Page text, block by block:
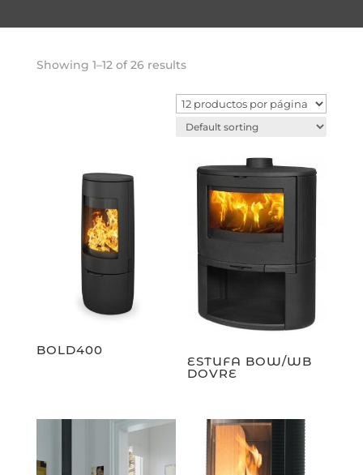
Showing 1–12 of 26 results
BOLD400
ESTUFA BOW/WB
DOVRE